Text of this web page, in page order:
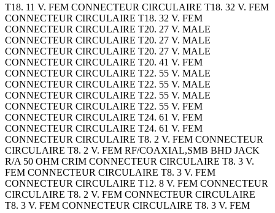
T18. 11 V. FEM CONNECTEUR CIRCULAIRE T18. 32 V. FEM
CONNECTEUR CIRCULAIRE T18. 32 V. FEM
CONNECTEUR CIRCULAIRE T20. 27 V. MALE
CONNECTEUR CIRCULAIRE T20. 27 V. MALE
CONNECTEUR CIRCULAIRE T20. 27 V. MALE
CONNECTEUR CIRCULAIRE T20. 41 V. FEM
CONNECTEUR CIRCULAIRE T22. 55 V. MALE
CONNECTEUR CIRCULAIRE T22. 55 V. MALE
CONNECTEUR CIRCULAIRE T22. 55 V. MALE
CONNECTEUR CIRCULAIRE T22. 55 V. FEM
CONNECTEUR CIRCULAIRE T24. 61 V. FEM
CONNECTEUR CIRCULAIRE T24. 61 V. FEM
CONNECTEUR CIRCULAIRE T8. 2 V. FEM CONNECTEUR
CIRCULAIRE T8. 2 V. FEM RF/COAXIAL,SMB BHD JACK
R/A 50 OHM CRIM CONNECTEUR CIRCULAIRE T8. 3 V.
FEM CONNECTEUR CIRCULAIRE T8. 3 V. FEM
CONNECTEUR CIRCULAIRE T12. 8 V. FEM CONNECTEUR
CIRCULAIRE T8. 2 V. FEM CONNECTEUR CIRCULAIRE
T8. 3 V. FEM CONNECTEUR CIRCULAIRE T8. 3 V. FEM